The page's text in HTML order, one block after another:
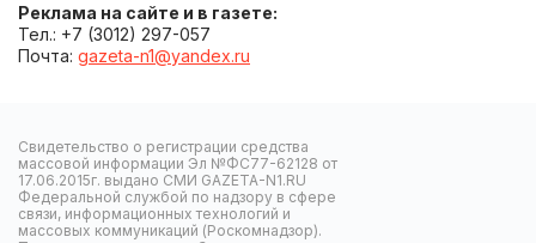
Реклама на сайте и в газете:
Тел.: +7 (3012) 297-057
Почта: gazeta-n1@yandex.ru
Свидетельство о регистрации средства
массовой информации Эл №ФС77-62128 от
17.06.2015г. выдано СМИ GAZETA-N1.RU
Федеральной службой по надзору в сфере
связи, информационных технологий и
массовых коммуникаций (Роскомнадзор).